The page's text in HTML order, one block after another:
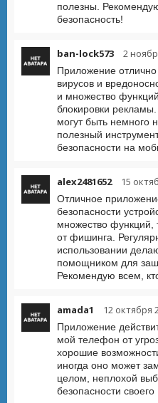
полезны.
безопасность!
ban-lock573 2
Приложение
вирусов и
и множество
блокировки
могут быть немного
полезный
безопасности на
alex2481652 15
Отличное
безопасности
множество функций,
от фишинга.
использовании
помощником для
Рекомендую всем,
amada1 12 октября
Приложение
мой телефон от
хорошие
иногда оно может
целом, неплохой
безопасности своего